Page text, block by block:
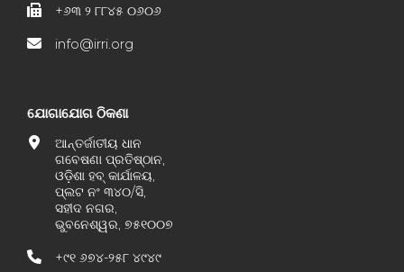
+୬୩ ୨ ୮୮୪୫ ୦୬୦୬
info@irri.org
ଯୋଗାଯୋଗ ଠିକଣା
ଆନ୍ତର୍ଜାତୀୟ ଧାନ
ଗବେଷଣା ପ୍ରତିଷ୍ଠାନ,
ଓଡ଼ିଶା ହବ୍ କାର୍ଯାଳୟ,
ପ୍ଲଟ ନଂ ୩୪୦/ସି,
ସହୀଦ ନଗର,
ଭୁବନେଶ୍ୱର, ୭୫୧୦୦୭
+୯୧ ୬୭୪-୨୫୮ ୪୯୪୯